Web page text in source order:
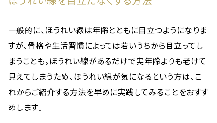
一般的に、ほうれい線は年齢とともに目立つようになりま
すが、骨格や生活習慣によっては若いうちから目立ってし
まうことも。ほうれい線があるだけで実年齢よりも老けて
見えてしまうため、ほうれい線が気になるという方は、こ
れからご紹介する方法を早めに実践してみることをおすす
めします。